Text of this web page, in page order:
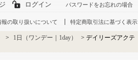
ログイン パスワードをお忘れの場合
報の取り扱いについて 特定商取引法に基づく表示
> 1日（ワンデー｜1day） > デイリーズアクテ